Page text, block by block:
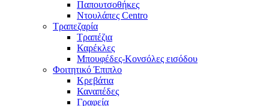
Παπουτσοθήκες
Ντουλάπες Centro
Τραπεζαρία
Τραπέζια
Καρέκλες
Μπουφέδες-Κονσόλες εισόδου
Φοιτητικό Έπιπλο
Κρεβάτια
Καναπέδες
Γραφεία